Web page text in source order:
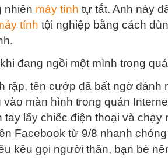
nhiên máy tính tự tắt. Anh này
tính tội nghiệp bằng cách
đang ngồi một mình trong
rập, tên cướp đã bất ngờ đánh
màn hình trong quán
tay lấy chiếc điện thoại và chạy
Facebook từ 9/8 nhanh
kêu gọi người thân, bạn bè